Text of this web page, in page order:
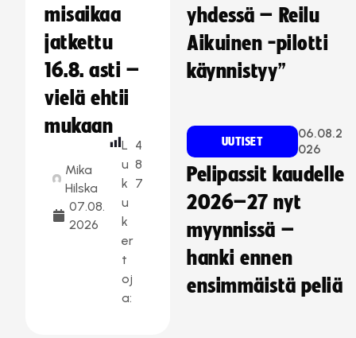
misaikaa
jatkettu
16.8. asti –
vielä ehtii
mukaan
Mika
Hilska
07.08.
2026
L
u
k
u
k
er
t
oj
a:
4
8
7
yhdessä – Reilu
Aikuinen -pilotti
käynnistyy”
UUTISET
06.08.2
026
Pelipassit kaudelle
2026–27 nyt
myynnissä –
hanki ennen
ensimmäistä peliä